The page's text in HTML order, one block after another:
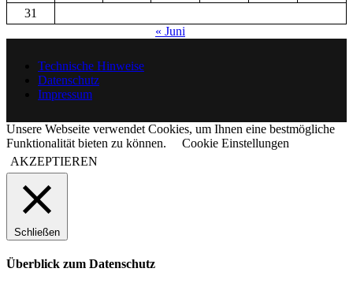
31
« Juni
Technische Hinweise
Datenschutz
Impressum
Unsere Webseite verwendet Cookies, um Ihnen eine bestmögliche
Funktionalität bieten zu können.
Cookie Einstellungen
AKZEPTIEREN
Schließen
Überblick zum Datenschutz